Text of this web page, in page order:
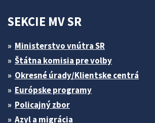
SEKCIE MV SR
Ministerstvo vnútra SR
Štátna komisia pre volby
Okresné úrady/Klientske centrá
Európske programy
Policajný zbor
Azyl a migrácia